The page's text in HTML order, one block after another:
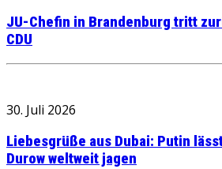
JU-Chefin in Brandenburg tritt
CDU
30. Juli 2026
Liebesgrüße aus Dubai: Putin
Durow weltweit jagen